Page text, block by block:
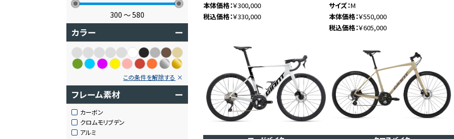
300 〜580
カラー ー
この条件を解除する
フレーム素材 ー
カーボン
クロムモリブデン
アルミ
本体価格 ￥300,000
税込価格 ￥330,000
サイズ M
本体価格 ￥550,000
税込価格 ￥605,000